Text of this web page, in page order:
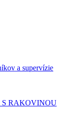
a supervízie
S RAKOVINOU